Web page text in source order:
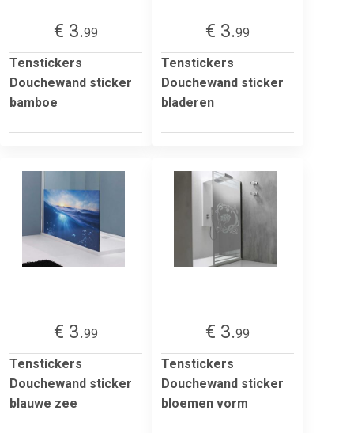
€ 3.99
Tenstickers
Douchewand sticker
bamboe
€ 3.99
Tenstickers
Douchewand sticker
bladeren
€ 3.99
Tenstickers
Douchewand sticker
blauwe zee
€ 3.99
Tenstickers
Douchewand sticker
bloemen vorm